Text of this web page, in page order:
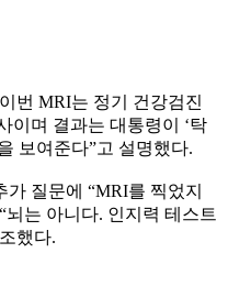
번 MRI는 정기 건강검진
이며 결과는 대통령이 ‘탁
보여준다”고 설명했다.
질문에 “MRI를 찍었지
는 아니다. 인지력 테스트
했다.